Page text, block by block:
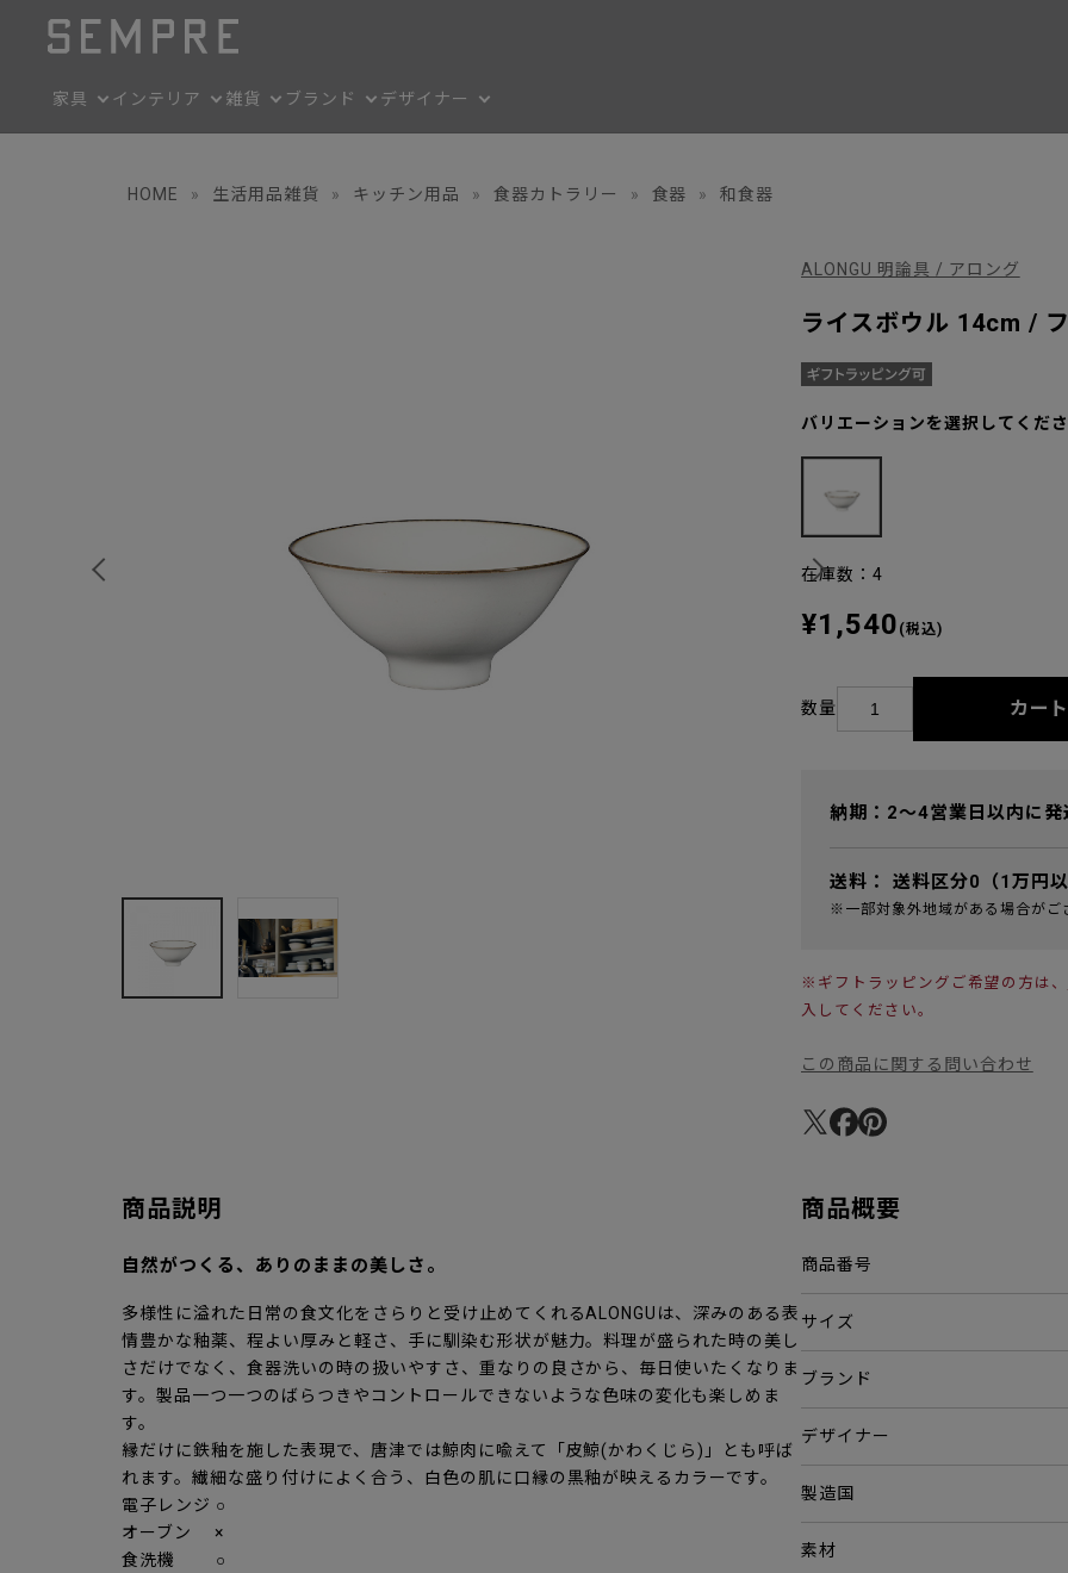
家具 インテリア 雑貨 ブランド デザイナー
HOME » 生活用品雑貨 » キッチン用品 » 食器カトラリー » 食器 » 和食器
ALONGU 明論具 / アロング
ライスボウル 14cm /
バリエーションを選択してくだ
在庫数：4
¥1,540 (税込)
数量 カー
納期：2～4営業日以内に発
送料： 送料区分0（1万円
※一部対象外地域がある場合がご
※ギフトラッピングご希望の方は、
入してください。
この商品に関する問い合わせ
商品説明
自然がつくる、ありのままの美しさ。
多様性に溢れた日常の食文化をさらりと受け止めてくれるALONGUは、深みのある表
情豊かな釉薬、程よい厚みと軽さ、手に馴染む形状が魅力。料理が盛られた時の美し
さだけでなく、食器洗いの時の扱いやすさ、重なりの良さから、毎日使いたくなりま
す。製品一つ一つのばらつきやコントロールできないような色味の変化も楽しめま
す。
縁だけに鉄釉を施した表現で、唐津では鯨肉に喩えて「皮鯨(かわくじら)」とも呼ば
れます。繊細な盛り付けによく合う、白色の肌に口縁の黒釉が映えるカラーです。
電子レンジ ○
オーブン ×
食洗機 ○
商品概要
商品番号
サイズ
ブランド
デザイナー
製造国
素材